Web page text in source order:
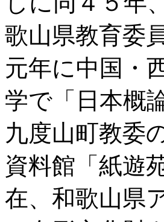
歌山県教育委
元年に中国・
学で「日本概
九度山町教委
資料館「紙遊
在、和歌山県